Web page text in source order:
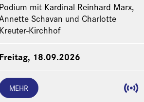
Podium mit Kardinal Reinhard Marx,
Schavan und Charlotte
Kreuter-Kirchhof
Freitag, 18.09.2026
MEHR